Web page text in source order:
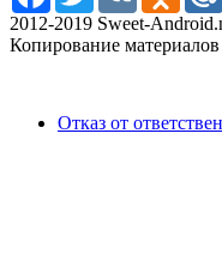
2012-2019 Sweet-
Копирование
Отказ от